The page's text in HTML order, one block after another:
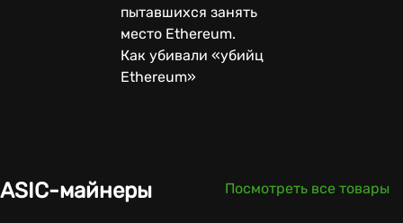
пытавшихся занять
место Ethereum.
Как убивали «убийц
Ethereum»
ASIC-майнеры Посмотреть все товары